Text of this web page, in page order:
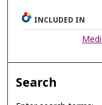
INCLUDED IN
Search